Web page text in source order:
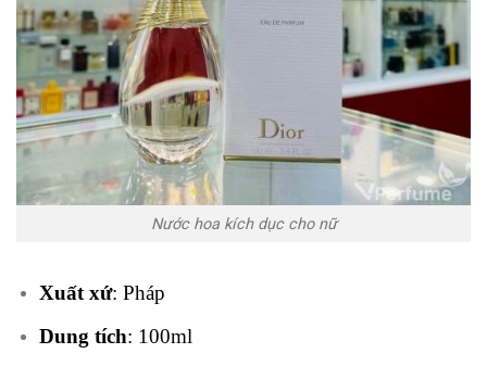
Nước hoa kích dục cho nữ
Xuất xứ: Pháp
Dung tích: 100ml